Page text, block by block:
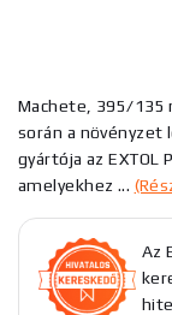
Machete, 395/
során a növényzet
gyártója az EXTOL
amelyekhez ...
Az